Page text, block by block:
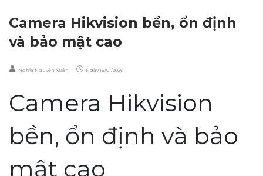
Camera Hikvision bền, ổn định
và bảo mật cao
Nghĩa Nguyễn Xuân Ngày 16/01/2026
Camera Hikvision
bền, ổn định và bảo
mật cao